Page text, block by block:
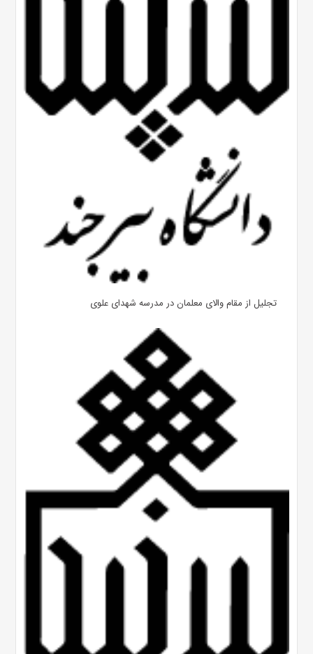
تجلیل از مقام والای معلمان در مدرسه شهدای علوی